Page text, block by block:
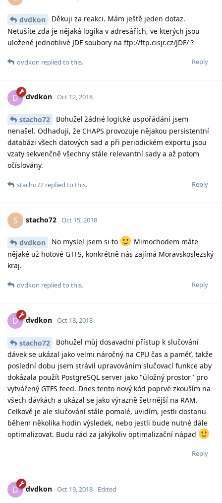
dvdkon
Děkuji za reakci. Mám ještě jeden dotaz.
Netušíte zda je nějaká logika v adresářích, ve kterých jsou
uložené jednotilivé JDF soubory na ftp://ftp.cisjr.cz/JDF/ ?
Reply
dvdkon replied to this.
D dvdkon Oct 12, 2018
stacho72
Bohužel žádné logické uspořádání jsem
nenašel. Odhaduji, že CHAPS provozuje nějakou persistentní
databázi všech datových sad a při periodickém exportu jsou
vzaty sekvenčně všechny stále relevantní sady a až potom
očíslovány.
Reply
stacho72 replied to this.
S stacho72 Oct 15, 2018
dvdkon No myslel jsem si to
Mimochodem máte
nějaké už hotové GTFS, konkrétně nás zajímá Moravskoslezský
kraj.
Reply
dvdkon replied to this.
D dvdkon Oct 18, 2018
stacho72
Bohužel můj dosavadní přístup k slučování
dávek se ukázal jako velmi náročný na CPU čas a paměť, takže
poslední dobu jsem strávil upravováním slučovací funkce aby
dokázala použít PostgreSQL server jako "úložný prostor" pro
vytvářený GTFS feed. Dnes tento nový kód poprvé zkouším na
všech dávkách a ukázal se jako výrazně šetrnější na RAM.
Celkově je ale slučování stále pomalé, uvidím, jestli dostanu
během několika hodin výsledek, nebo jestli bude nutné dále
optimalizovat. Budu rád za jakýkoliv optimalizační nápad
Reply
D dvdkon Oct 19, 2018 Edited